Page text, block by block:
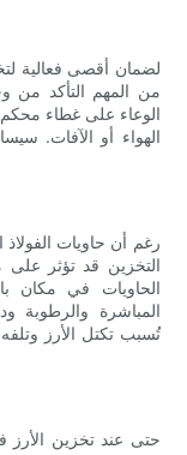
لضمان أقصى فعالية
من المهم التأكد من
الوعاء على غطاء محكم
الهواء أو الآفات.
رغم أن حاويات
التخزين قد تؤثر
الحاويات في مكان
المباشرة والرطوبة
تُسبب تكتل الأرز
حتى عند تخزين الأرز